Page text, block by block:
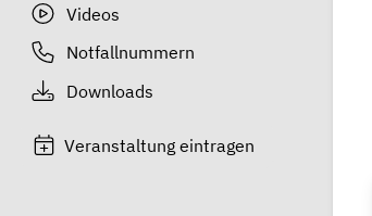
Videos
Notfallnummern
Downloads
Veranstaltung eintragen